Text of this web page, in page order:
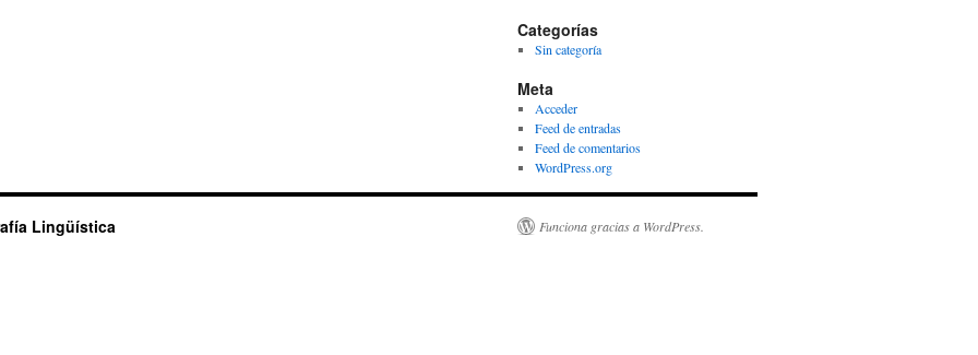
Categorías
Sin categoría
Meta
Acceder
Feed de entradas
Feed de comentarios
WordPress.org
Lingüística Funciona gracias a WordPress.